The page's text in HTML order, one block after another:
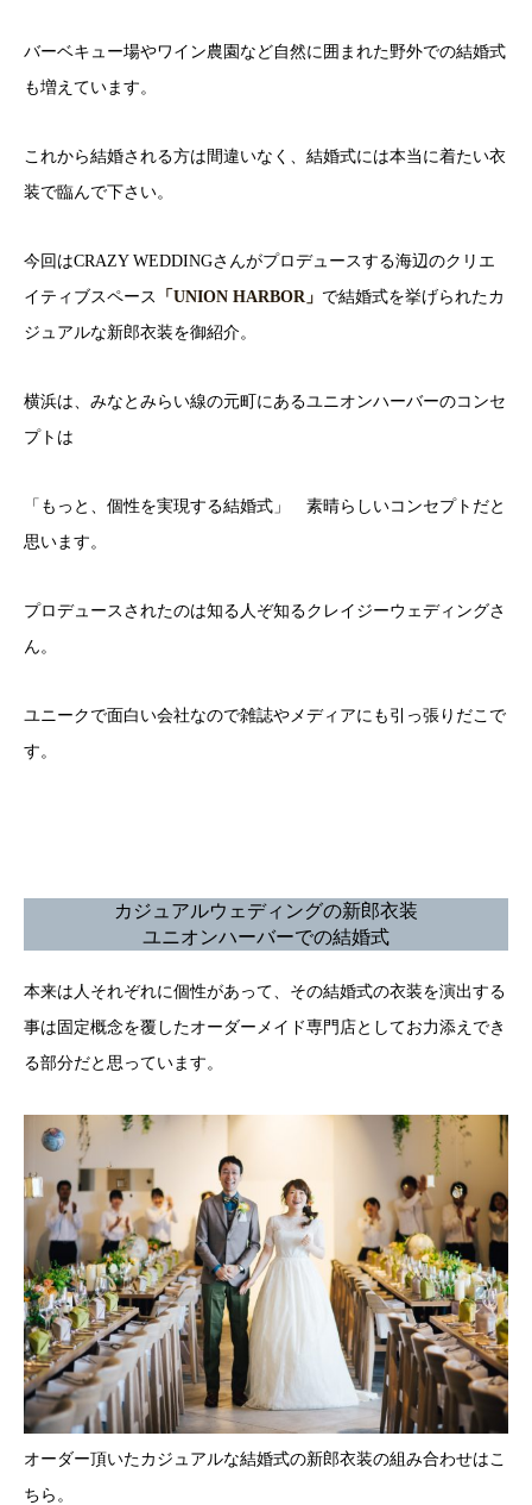
バーベキュー場やワイン農園など自然に囲まれた野外での結婚式
も増えています。
これから結婚される方は間違いなく、結婚式には本当に着たい衣
装で臨んで下さい。
今回はCRAZY WEDDINGさんがプロデュースする海辺のクリエ
イティブスペース
「UNION HARBOR」 で結婚式を挙げられたカ
ジュアルな新郎衣装を御紹介。
横浜は、みなとみらい線の元町にあるユニオンハーバーのコンセ
プトは
「もっと、個性を実現する結婚式」 素晴らしいコンセプトだと
思います。
プロデュースされたのは知る人ぞ知るクレイジーウェディングさ
ん。
ユニークで面白い会社なので雑誌やメディアにも引っ張りだこで
す。
カジュアルウェディングの新郎衣装
ユニオンハーバーでの結婚式
本来は人それぞれに個性があって、その結婚式の衣装を演出する
事は固定概念を覆したオーダーメイド専門店としてお力添えでき
る部分だと思っています。
オーダー頂いたカジュアルな結婚式の新郎衣装の組み合わせはこ
ちら。